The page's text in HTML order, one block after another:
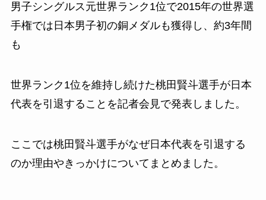
男子シングルス元世界ランク1位で2015年の世界選
手権では日本男子初の銅メダルも獲得し、約3年間
も
世界ランク1位を維持し続けた桃田賢斗選手が日本
代表を引退することを記者会見で発表しました。
ここでは桃田賢斗選手がなぜ日本代表を引退する
のか理由やきっかけについてまとめました。